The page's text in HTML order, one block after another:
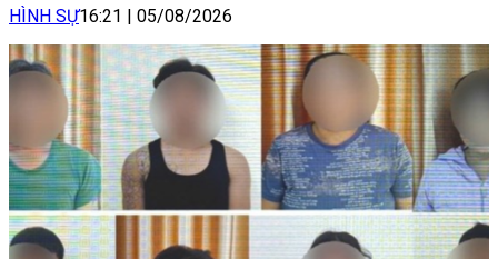
HÌNH SỰ16:21 05/08/2026